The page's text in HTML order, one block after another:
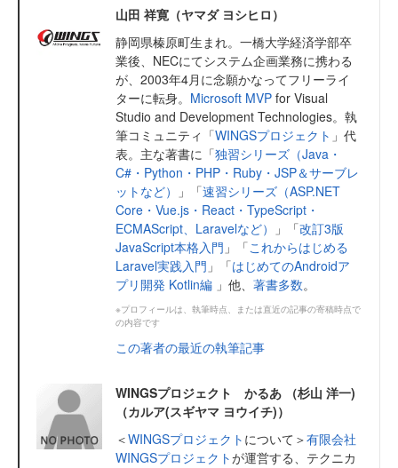
山田 祥寛（ヤマダ ヨシヒロ）
静岡県榛原町生まれ。一橋大学経済学部卒
業後、NECにてシステム企画業務に携わる
が、2003年4月に念願かなってフリーライ
ターに転身。 Microsoft MVP for Visual
Studio and Development Technologies。執
筆コミュニティ「WINGSプロジェクト 」代
表。主な著書に「独習シリーズ（Java・
C#・Python・PHP・Ruby・JSP＆サーブレ
ットなど）
」「速習シリーズ（ASP.NET
Core・Vue.js・React・TypeScript・
ECMAScript、Laravelなど）
」「改訂3版
JavaScript本格入門 」「これからはじめる
Laravel実践入門 」「はじめてのAndroidア
プリ開発 Kotlin編 」他、 著書多数。
※プロフィールは、執筆時点、または直近の記事の寄稿時点で
の内容です
この著者の最近の執筆記事
WINGSプロジェクト かるあ （杉山 洋一)
（カルア(スギヤマ ヨウイチ)）
＜WINGSプロジェクト について＞有限会社
WINGSプロジェクトが運営する、テクニカ